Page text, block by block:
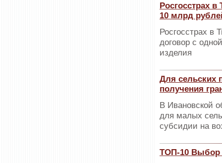
Росгосстрах
10 млрд
Росгосстрах в
договор с
изделия
Для сельских
получения
В Ивановской
для малых
субсидии на
ТОП-10 Выбор